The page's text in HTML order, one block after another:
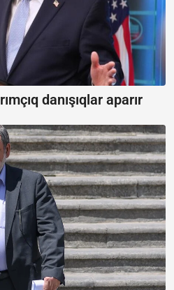
danışıqlar aparır